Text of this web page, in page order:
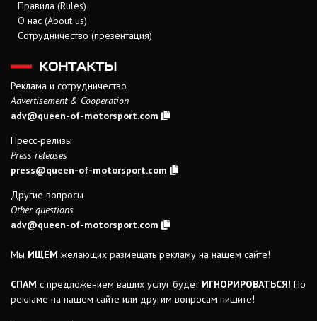
Правила (Rules)
О нас (About us)
Сотрудничество (презентация)
КОНТАКТЫ
Реклама и сотрудничество
Advertisement & Cooperation
adv@queen-of-motorsport.com
Пресс-релизы
Press releases
press@queen-of-motorsport.com
Другие вопросы
Other questions
adv@queen-of-motorsport.com
Мы ИЩЕМ желающих размещать рекламу на нашем сайте!
СПАМ с предложением ваших услуг будет ИГНОРИРОВАТЬСЯ! По
рекламе на нашем сайте или другим вопросам пишите!